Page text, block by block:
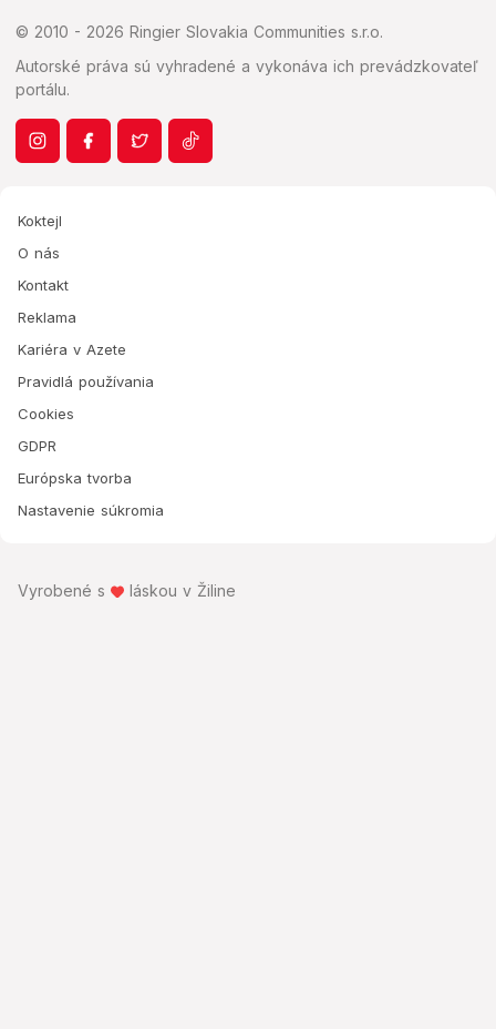
© 2010 - 2026 Ringier Slovakia Communities s.r.o.
Autorské práva sú vyhradené a vykonáva ich prevádzkovateľ
portálu.
Koktejl
O nás
Kontakt
Reklama
Kariéra v Azete
Pravidlá používania
Cookies
GDPR
Európska tvorba
Nastavenie súkromia
Vyrobené s láskou v Žiline